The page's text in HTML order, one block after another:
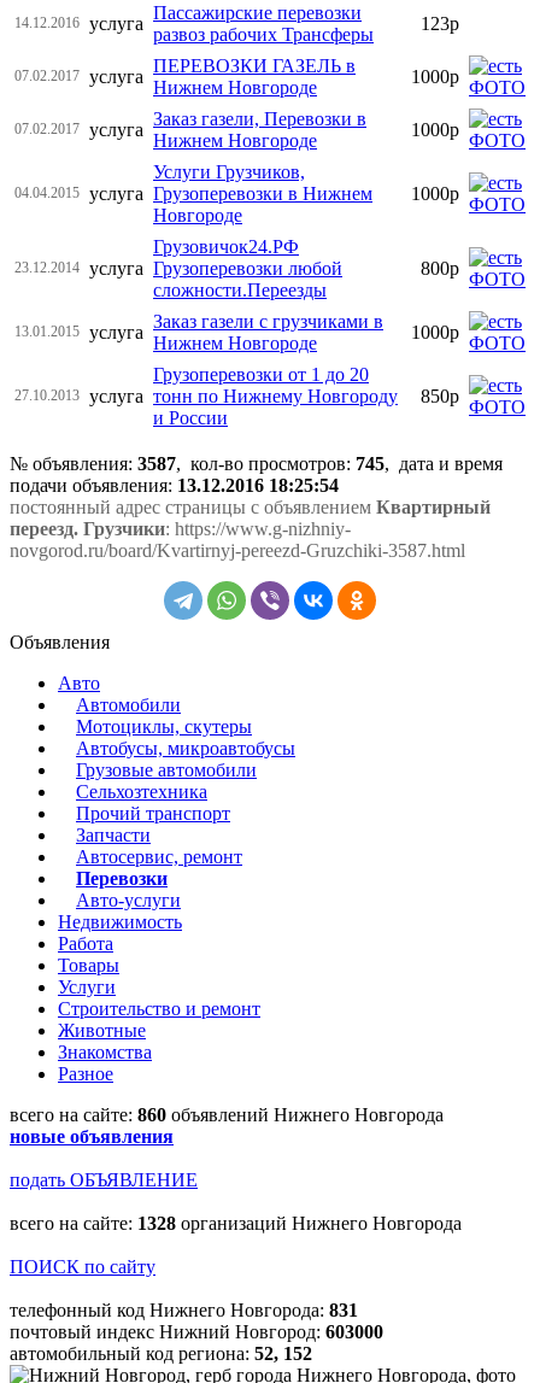
14.12.2016 услуга
Пассажирские перевозки
развоз рабочих Трансферы
123р
07.02.2017 услуга
ПЕРЕВОЗКИ ГАЗЕЛЬ в
Нижнем Новгороде
1000р
07.02.2017 услуга
Заказ газели, Перевозки в
Нижнем Новгороде
1000р
04.04.2015 услуга
Услуги Грузчиков,
Грузоперевозки в Нижнем
Новгороде
1000р
23.12.2014 услуга
Грузовичок24.РФ
Грузоперевозки любой
сложности.Переезды
800р
13.01.2015 услуга
Заказ газели с грузчиками в
Нижнем Новгороде
1000р
27.10.2013 услуга
Грузоперевозки от 1 до 20
тонн по Нижнему Новгороду
и России
850р
№ объявления: 3587, кол-во просмотров: 745, дата и время
подачи объявления: 13.12.2016 18:25:54
постоянный адрес страницы с объявлением Квартирный
переезд. Грузчики: https://www.g-nizhniy-
novgorod.ru/board/Kvartirnyj-pereezd-Gruzchiki-3587.html
Объявления
Авто
Автомобили
Мотоциклы, скутеры
Автобусы, микроавтобусы
Грузовые автомобили
Сельхозтехника
Прочий транспорт
Запчасти
Автосервис, ремонт
Перевозки
Авто-услуги
Недвижимость
Работа
Товары
Услуги
Строительство и ремонт
Животные
Знакомства
Разное
всего на сайте: 860 объявлений Нижнего Новгорода
новые объявления
подать ОБЪЯВЛЕНИЕ
всего на сайте: 1328 организаций Нижнего Новгорода
ПОИСК по сайту
телефонный код Нижнего Новгорода: 831
почтовый индекс Нижний Новгород: 603000
автомобильный код региона: 52, 152